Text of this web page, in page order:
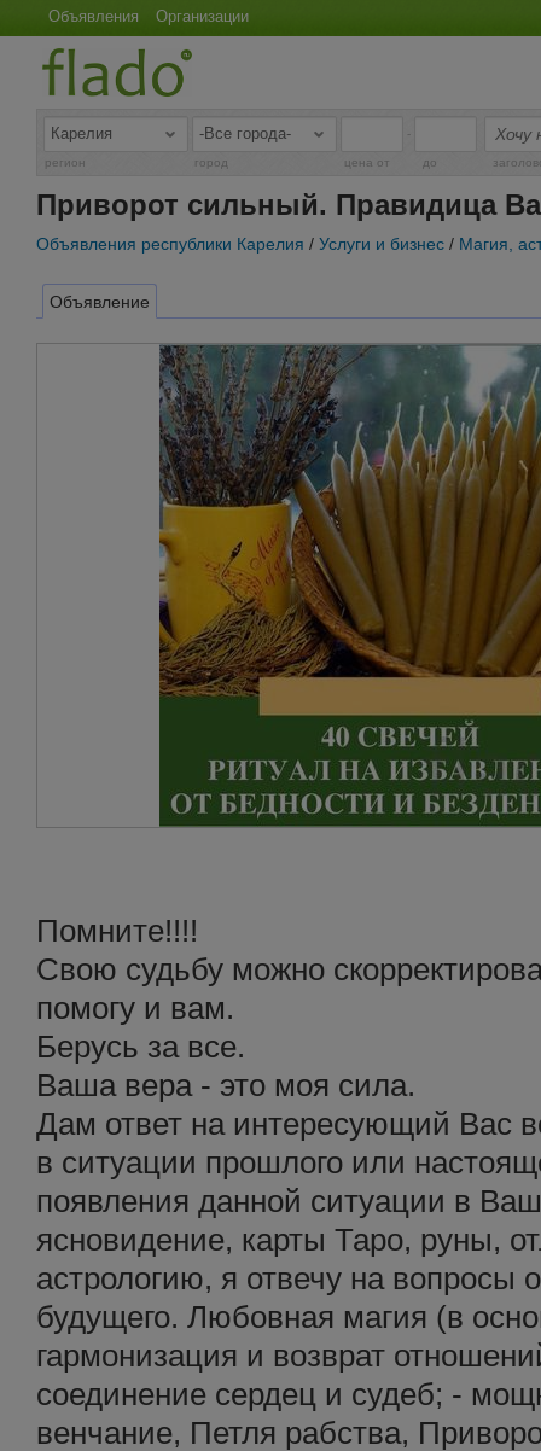
Объявления Организации
-
регион город цена от до
Приворот сильный. Правидица
Объявления республики Карелия / Услуги и бизнес / Магия,
Объявление
Помните!!!!
Свою судьбу можно
помогу и вам.
Берусь за все.
Ваша вера - это моя сила.
Дам ответ на интересующий Вас
в ситуации прошлого или
появления данной ситуации в
ясновидение, карты Таро, руны,
астрологию, я отвечу на вопросы
будущего. Любовная магия (в
гармонизация и возврат
соединение сердец и судеб; -
венчание, Петля рабства,